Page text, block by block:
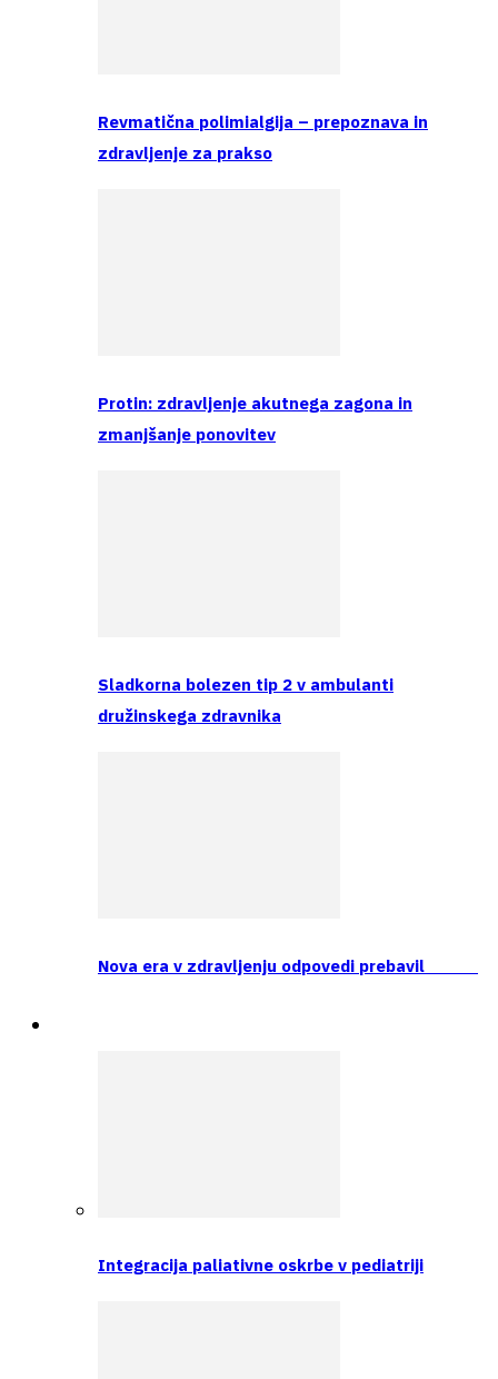
Revmatična polimialgija – prepoznava in
zdravljenje za prakso
Protin: zdravljenje akutnega zagona in
zmanjšanje ponovitev
Sladkorna bolezen tip 2 v ambulanti
družinskega zdravnika
Nova era v zdravljenju odpovedi prebavil
Integracija paliativne oskrbe v pediatriji